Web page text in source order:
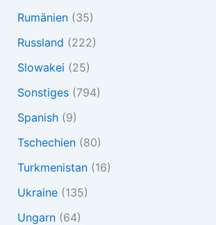
Rumänien(35)
Russland (222)
Slowakei (25)
Sonstiges(794)
Spanish(9)
Tschechien(80)
Turkmenistan(16)
Ukraine(135)
Ungarn(64)